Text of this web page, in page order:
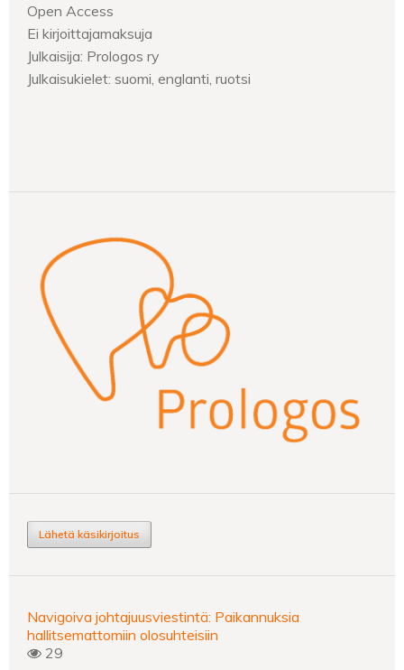
Open Access
Ei kirjoittajamaksuja
Julkaisija: Prologos ry
Julkaisukielet: suomi, englanti, ruotsi
Lähetä käsikirjoitus
Navigoiva johtajuusviestintä: Paikannuksia
hallitsemattomiin olosuhteisiin
29